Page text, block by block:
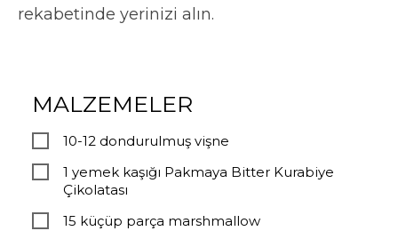
rekabetinde yerinizi alın.
MALZEMELER
10-12 dondurulmuş vişne
1 yemek kaşığı Pakmaya Bitter Kurabiye
Çikolatası
15 küçüp parça marshmallow